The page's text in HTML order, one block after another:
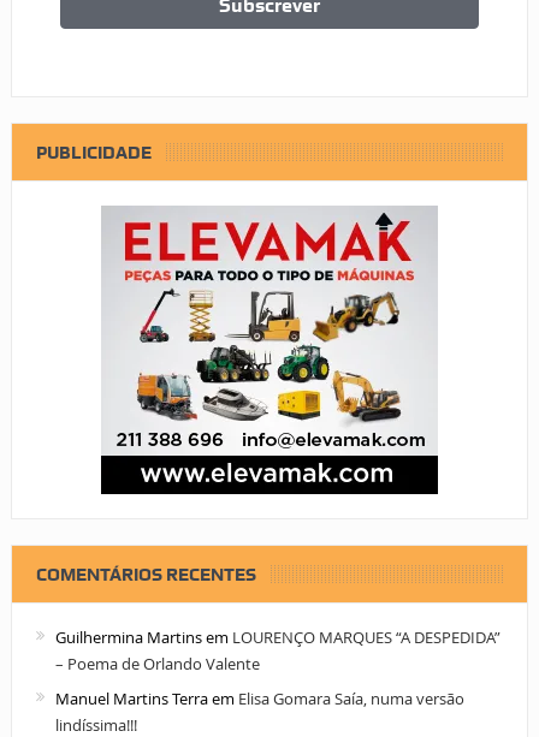
PUBLICIDADE
COMENTÁRIOS RECENTES
Guilhermina Martinsem LOURENÇO MARQUES “A DESPEDIDA”
– Poema de Orlando Valente
Manuel Martins Terraem Elisa Gomara Saía, numa versão
lindíssima!!!